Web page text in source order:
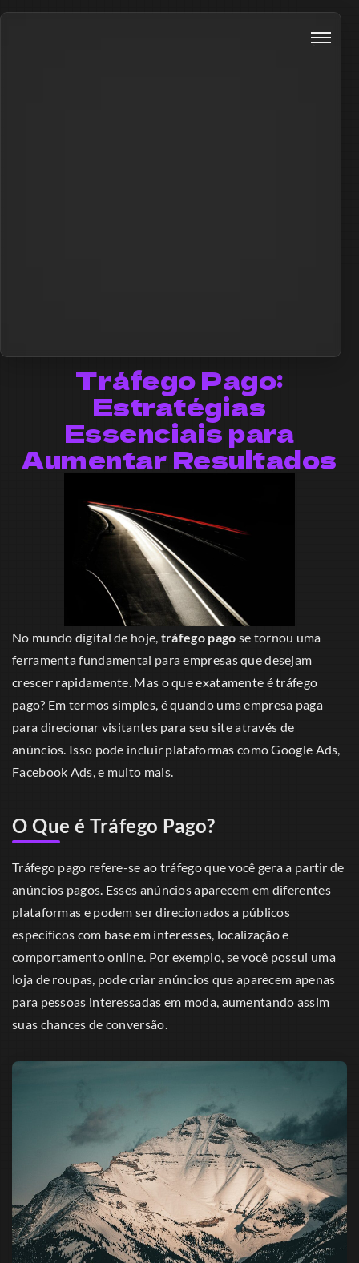
Tráfego Pago:
Estratégias
Essenciais para
Aumentar Resultados
No mundo digital de hoje, tráfego pago se tornou uma
ferramenta fundamental para empresas que desejam
crescer rapidamente. Mas o que exatamente é tráfego
pago? Em termos simples, é quando uma empresa paga
para direcionar visitantes para seu site através de
anúncios. Isso pode incluir plataformas como Google Ads,
Facebook Ads, e muito mais.
O Que é Tráfego Pago?
Tráfego pago refere-se ao tráfego que você gera a partir de
anúncios pagos. Esses anúncios aparecem em diferentes
plataformas e podem ser direcionados a públicos
específicos com base em interesses, localização e
comportamento online. Por exemplo, se você possui uma
loja de roupas, pode criar anúncios que aparecem apenas
para pessoas interessadas em moda, aumentando assim
suas chances de conversão.